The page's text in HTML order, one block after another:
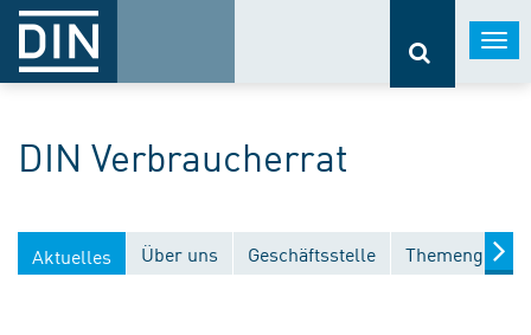
DIN Verbraucherrat
Aktuelles Über uns Geschäftsstelle